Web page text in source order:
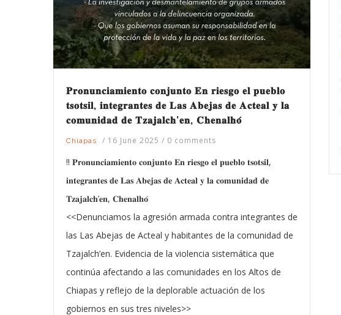
𝐏𝐫𝐨𝐧𝐮𝐧𝐜𝐢𝐚𝐦𝐢𝐞𝐧𝐭𝐨 𝐜𝐨𝐧𝐣𝐮𝐧𝐭𝐨 𝐄𝐧 𝐫𝐢𝐞𝐬𝐠𝐨 𝐞𝐥 𝐩𝐮𝐞𝐛𝐥𝐨
𝐭𝐬𝐨𝐭𝐬𝐢𝐥, 𝐢𝐧𝐭𝐞𝐠𝐫𝐚𝐧𝐭𝐞𝐬 𝐝𝐞 𝐋𝐚𝐬 𝐀𝐛𝐞𝐣𝐚𝐬 𝐝𝐞 𝐀𝐜𝐭𝐞𝐚𝐥 𝐲 𝐥𝐚
𝐜𝐨𝐦𝐮𝐧𝐢𝐝𝐚𝐝 𝐝𝐞 𝐓𝐳𝐚𝐣𝐚𝐥𝐜𝐡’𝐞𝐧, 𝐂𝐡𝐞𝐧𝐚𝐥𝐡𝐨́
Chiapas / 16 June 2025 / 0 comments
‼️ 𝐏𝐫𝐨𝐧𝐮𝐧𝐜𝐢𝐚𝐦𝐢𝐞𝐧𝐭𝐨 𝐜𝐨𝐧𝐣𝐮𝐧𝐭𝐨 𝐄𝐧 𝐫𝐢𝐞𝐬𝐠𝐨 𝐞𝐥 𝐩𝐮𝐞𝐛𝐥𝐨 𝐭𝐬𝐨𝐭𝐬𝐢𝐥,
𝐢𝐧𝐭𝐞𝐠𝐫𝐚𝐧𝐭𝐞𝐬 𝐝𝐞 𝐋𝐚𝐬 𝐀𝐛𝐞𝐣𝐚𝐬 𝐝𝐞 𝐀𝐜𝐭𝐞𝐚𝐥 𝐲 𝐥𝐚 𝐜𝐨𝐦𝐮𝐧𝐢𝐝𝐚𝐝 𝐝𝐞
𝐓𝐳𝐚𝐣𝐚𝐥𝐜𝐡’𝐞𝐧, 𝐂𝐡𝐞𝐧𝐚𝐥𝐡𝐨́
<<Denunciamos la agresión armada contra integrantes de
las Las Abejas de Acteal y habitantes de la comunidad de
Tzajalch’en. Evidencia de la violencia sistemática que
continúa afectando a las comunidades en los Altos de
Chiapas y reflejo de la deplorable actuación de los
gobiernos en sus tres niveles>>